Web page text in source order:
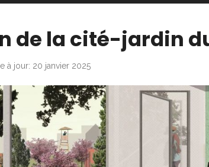
de la cité-jardin
à jour: 20 janvier 2025